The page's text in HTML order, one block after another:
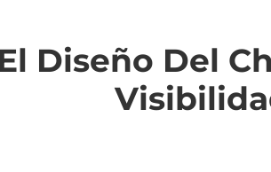
Diseño Del